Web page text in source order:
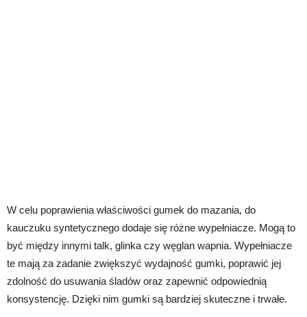
W celu poprawienia właściwości gumek do mazania, do
kauczuku syntetycznego dodaje się różne wypełniacze. Mogą to
być między innymi talk, glinka czy węglan wapnia. Wypełniacze
te mają za zadanie zwiększyć wydajność gumki, poprawić jej
zdolność do usuwania śladów oraz zapewnić odpowiednią
konsystencję. Dzięki nim gumki są bardziej skuteczne i trwałe.